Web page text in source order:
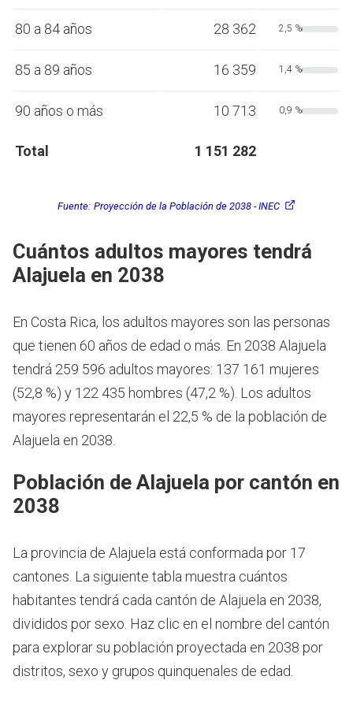
80 a 84 años 28 362 2,5 %
85 a 89 años 16 359 1,4 %
90 años o más 10 713 0,9 %
Total 1 151 282
Fuente: Proyección de la Población de 2038 - INEC
Cuántos adultos mayores tendrá
Alajuela en 2038
En Costa Rica, los adultos mayores son las personas
que tienen 60 años de edad o más. En 2038 Alajuela
tendrá 259 596 adultos mayores: 137 161 mujeres
(52,8 %) y 122 435 hombres (47,2 %). Los adultos
mayores representarán el 22,5 % de la población de
Alajuela en 2038.
Población de Alajuela por cantón en
2038
La provincia de Alajuela está conformada por 17
cantones. La siguiente tabla muestra cuántos
habitantes tendrá cada cantón de Alajuela en 2038,
divididos por sexo. Haz clic en el nombre del cantón
para explorar su población proyectada en 2038 por
distritos, sexo y grupos quinquenales de edad.